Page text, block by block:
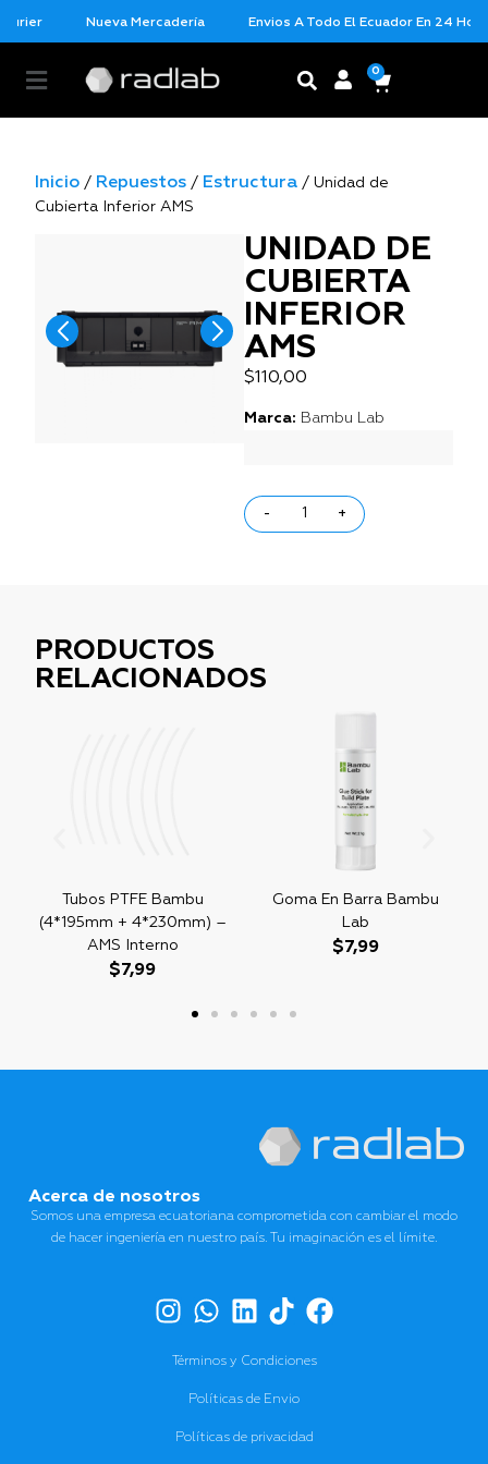
Nueva Mercadería Envios A Todo El Ecuador En 24
0
Inicio / Repuestos / Estructura / Unidad de
Cubierta Inferior AMS
UNIDAD DE
CUBIERTA
INFERIOR
AMS
$110,00
Marca: Bambu Lab
- +
PRODUCTOS
RELACIONADOS
Tubos PTFE Bambu
(4*195mm + 4*230mm) –
AMS Interno
$7,99
Goma En Barra Bambu
Lab
$7,99
Acerca de nosotros
Somos una empresa ecuatoriana comprometida con cambiar el modo
de hacer ingeniería en nuestro país. Tu imaginación es el límite.
Términos y Condiciones
Políticas de Envio
Políticas de privacidad